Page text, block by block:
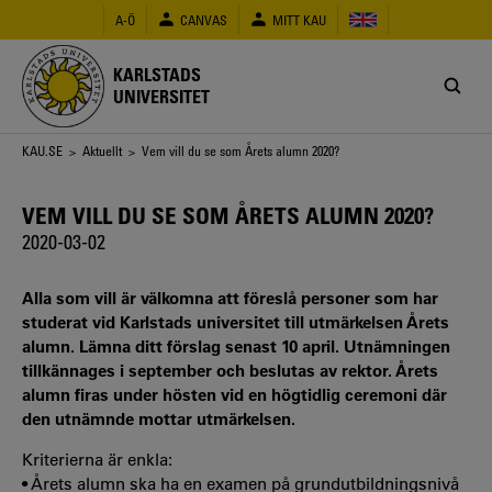
huvudinnehåll
A-Ö CANVAS MITT KAU
KARLSTADS
UNIVERSITET
Länkstig
KAU.SE > Aktuellt > Vem vill du se som Årets alumn 2020?
VEM VILL DU SE SOM ÅRETS ALUMN 2020?
2020-03-02
Alla som vill är välkomna att föreslå personer som har
studerat vid Karlstads universitet till utmärkelsen Årets
alumn. Lämna ditt förslag senast 10 april. Utnämningen
tillkännages i september och beslutas av rektor. Årets
alumn firas under hösten vid en högtidlig ceremoni där
den utnämnde mottar utmärkelsen.
Kriterierna är enkla:
• Årets alumn ska ha en examen på grundutbildningsnivå